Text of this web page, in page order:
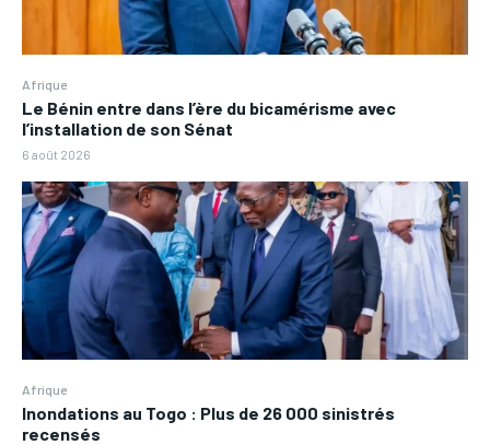
Afrique
Le Bénin entre dans l’ère du bicamérisme avec
l’installation de son Sénat
6 août 2026
Afrique
Inondations au Togo : Plus de 26 000 sinistrés
recensés